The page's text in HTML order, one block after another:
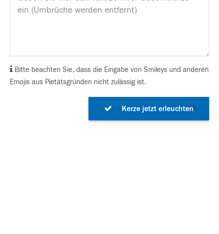
Bitte beachten Sie, dass die Eingabe von Smileys und anderen
Emojis aus Pietätsgründen nicht zulässig ist.
Kerze jetzt erleuchten